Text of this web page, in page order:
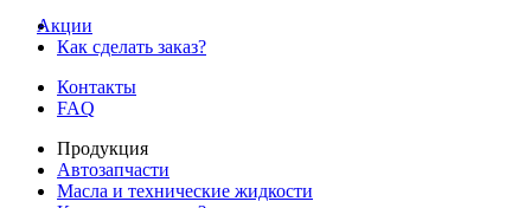
Акции
Как сделать заказ?
Контакты
FAQ
Продукция
Автозапчасти
Масла и технические жидкости